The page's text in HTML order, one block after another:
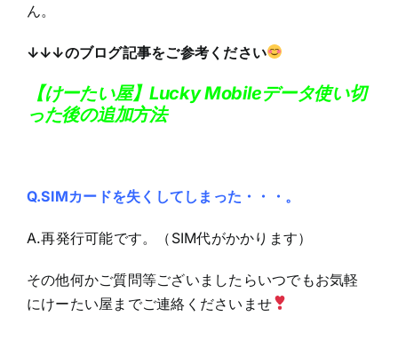
ん。
↓↓↓のブログ記事をご参考ください
【けーたい屋】Lucky Mobileデータ使い切
った後の追加方法
Q.SIMカードを失くしてしまった・・・。
A.再発行可能です。（SIM代がかかります）
その他何かご質問等ございましたらいつでもお気軽
にけーたい屋までご連絡くださいませ